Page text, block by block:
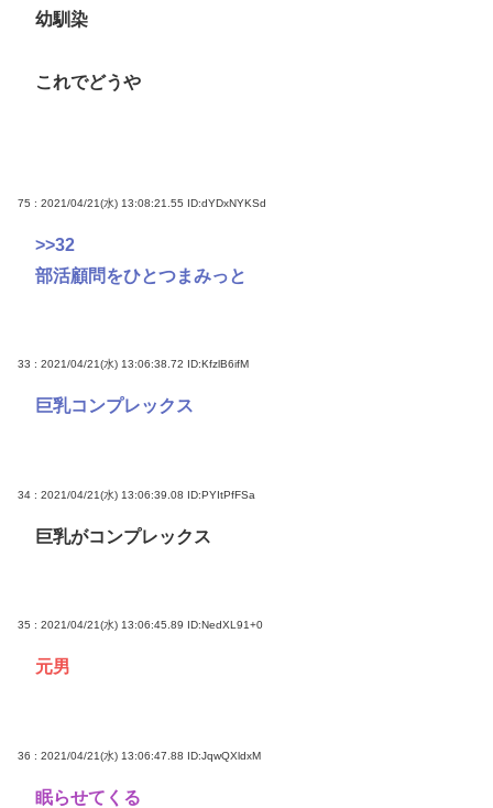
幼馴染
これでどうや
75 : 2021/04/21(水) 13:08:21.55 ID:dYDxNYKSd
>>32
部活顧問をひとつまみっと
33 : 2021/04/21(水) 13:06:38.72 ID:KfzlB6ifM
巨乳コンプレックス
34 : 2021/04/21(水) 13:06:39.08 ID:PYItPfFSa
巨乳がコンプレックス
35 : 2021/04/21(水) 13:06:45.89 ID:NedXL91+0
元男
36 : 2021/04/21(水) 13:06:47.88 ID:JqwQXldxM
眠らせてくる